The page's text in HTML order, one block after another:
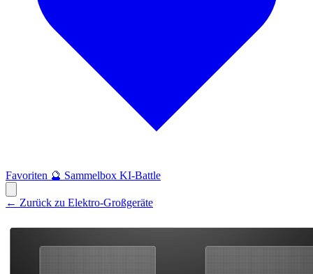
Favoriten 🔮 Sammelbox KI-Battle
← Zurück zu Elektro-Großgeräte